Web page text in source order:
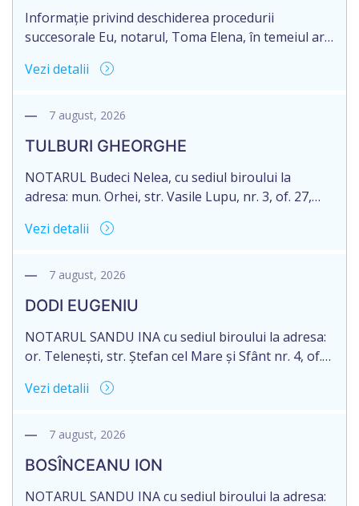
Informație privind deschiderea procedurii
succesorale Eu, notarul, Toma Elena, în temeiul art.
notific Moștenitorii/ persoană care are un interes
notariale în urma decesului cet. DOGANIC ILIA,
2007040006216. Eliberarea certificatului de
moștenitor este planificată în prealabil pentru […]
Vezi detalii
7 august, 2026
TULBURI GHEORGHE
NOTARUL Budeci Nelea, cu sediul biroului la
adresa: mun. Orhei, str. Vasile Lupu, nr. 3, of. 27,
în urma decesului cet. TULBURI GHEORGHE,
decedat/ă la 16 mai 2026. Eliberarea certificatului de
de 16.05.2027 termenul de opțiune pentru
acceptarea […]
Vezi detalii
7 august, 2026
DODI EUGENIU
NOTARUL SANDU INA cu sediul biroului la adresa:
or. Telenești, str. Ștefan cel Mare și Sfânt nr. 4, of.
succesorale în urma decesului cet. DODI EUGENIU,
2003035009604, decedat/ă la data de 12.01.2026
/doisprezece ianuarie anul două mii douăzeci și
șase/. Eliberarea certificatului de moștenitor este
[…]
Vezi detalii
7 august, 2026
BOSÎNCEANU ION
NOTARUL SANDU INA cu sediul biroului la adresa: